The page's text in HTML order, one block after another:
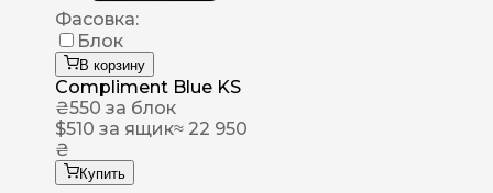
Фасовка:
Блок
В корзину
Compliment Blue KS
₴550 за блок
$510 за ящик≈ 22 950
₴
Купить